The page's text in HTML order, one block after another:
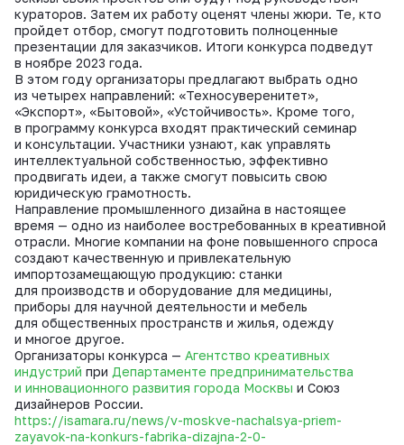
кураторов. Затем их работу оценят члены жюри. Те, кто
пройдет отбор, смогут подготовить полноценные
презентации для заказчиков. Итоги конкурса подведут
в ноябре 2023 года.
В этом году организаторы предлагают выбрать одно
из четырех направлений: «Техносуверенитет»,
«Экспорт», «Бытовой», «Устойчивость». Кроме того,
в программу конкурса входят практический семинар
и консультации. Участники узнают, как управлять
интеллектуальной собственностью, эффективно
продвигать идеи, а также смогут повысить свою
юридическую грамотность.
Направление промышленного дизайна в настоящее
время — одно из наиболее востребованных в креативной
отрасли. Многие компании на фоне повышенного спроса
создают качественную и привлекательную
импортозамещающую продукцию: станки
для производств и оборудование для медицины,
приборы для научной деятельности и мебель
для общественных пространств и жилья, одежду
и многое другое.
Организаторы конкурса — Агентство креативных
индустрий при Департаменте предпринимательства
и инновационного развития города Москвы и Союз
дизайнеров России.
https://isamara.ru/news/v-moskve-nachalsya-priem-
zayavok-na-konkurs-fabrika-dizajna-2-0-